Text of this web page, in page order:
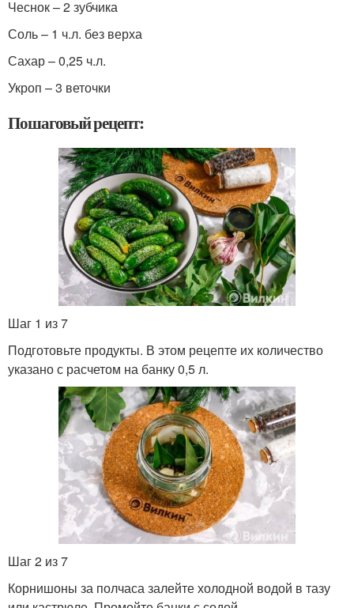
Чеснок – 2 зубчика
Соль – 1 ч.л. без верха
Сахар – 0,25 ч.л.
Укроп – 3 веточки
Пошаговый рецепт:
Шаг 1 из 7
Подготовьте продукты. В этом рецепте их количество
указано с расчетом на банку 0,5 л.
Шаг 2 из 7
Корнишоны за полчаса залейте холодной водой в тазу